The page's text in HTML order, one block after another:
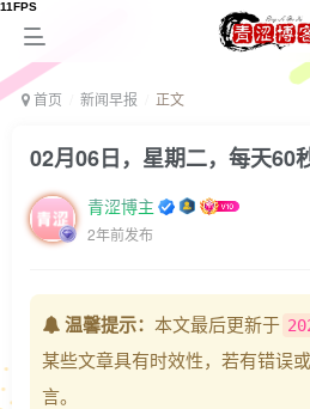
首页 新闻早报 正文
02月06日，星期二，每天60
青涩博主
2年前发布
温馨提示： 本文最后更新于
某些文章具有时效性，若有错误
言。